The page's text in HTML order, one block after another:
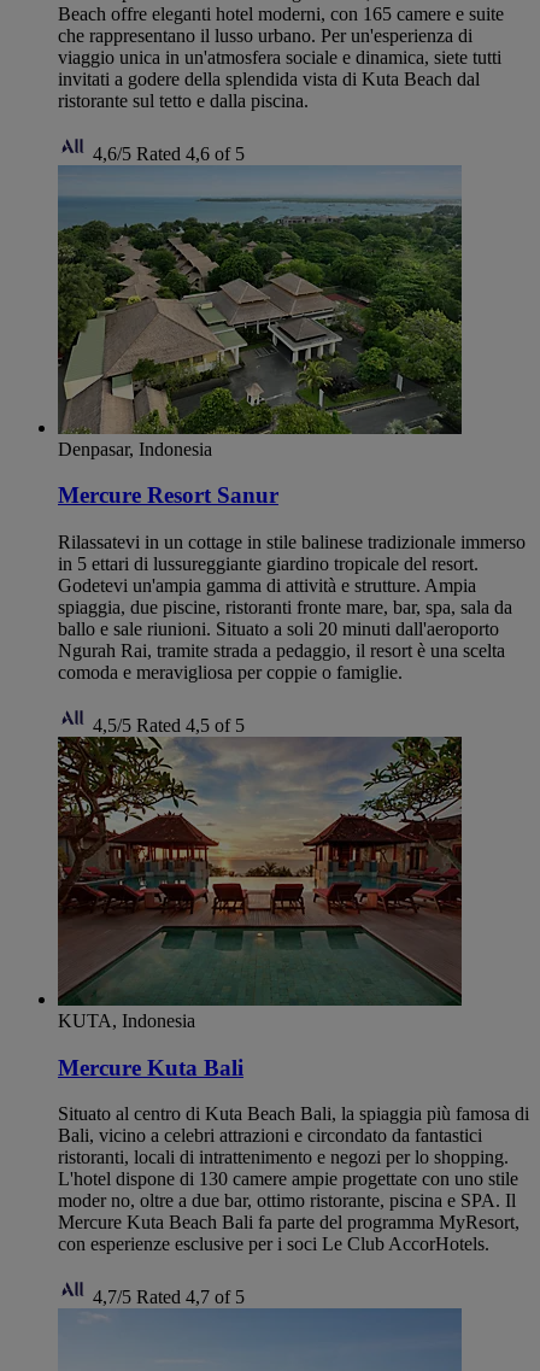
Beach offre eleganti hotel moderni, con 165 camere e suite
che rappresentano il lusso urbano. Per un'esperienza di
viaggio unica in un'atmosfera sociale e dinamica, siete tutti
invitati a godere della splendida vista di Kuta Beach dal
ristorante sul tetto e dalla piscina.
4,6/5 Rated 4,6 of 5
Denpasar, Indonesia
Mercure Resort Sanur
Rilassatevi in un cottage in stile balinese tradizionale immerso
in 5 ettari di lussureggiante giardino tropicale del resort.
Godetevi un'ampia gamma di attività e strutture. Ampia
spiaggia, due piscine, ristoranti fronte mare, bar, spa, sala da
ballo e sale riunioni. Situato a soli 20 minuti dall'aeroporto
Ngurah Rai, tramite strada a pedaggio, il resort è una scelta
comoda e meravigliosa per coppie o famiglie.
4,5/5 Rated 4,5 of 5
KUTA, Indonesia
Mercure Kuta Bali
Situato al centro di Kuta Beach Bali, la spiaggia più famosa di
Bali, vicino a celebri attrazioni e circondato da fantastici
ristoranti, locali di intrattenimento e negozi per lo shopping.
L'hotel dispone di 130 camere ampie progettate con uno stile
moder no, oltre a due bar, ottimo ristorante, piscina e SPA. Il
Mercure Kuta Beach Bali fa parte del programma MyResort,
con esperienze esclusive per i soci Le Club AccorHotels.
4,7/5 Rated 4,7 of 5